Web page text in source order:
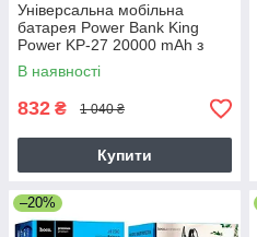
Універсальна мобільна
батарея Power Bank King
Power KP-27 20000 mAh з
швидкою зарядкою
В наявності
832 ₴ 1 040 ₴
Купити
–20%